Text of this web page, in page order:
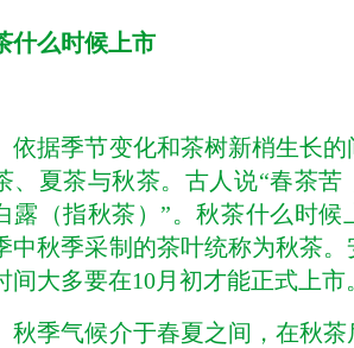
什么时候上市
据季节变化和茶树新梢生长
、夏茶与秋茶。古人说“春茶苦
露（指秋茶）”。秋茶什么时候
中秋季采制的茶叶统称为秋茶。
间大多要在10月初才能正式上市
气候介于春夏之间，在秋茶